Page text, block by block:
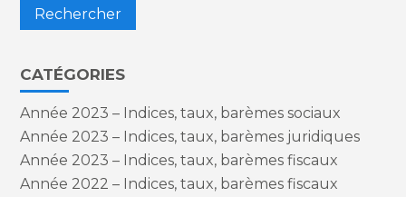
CATÉGORIES
Année 2023 – Indices, taux, barèmes sociaux
Année 2023 – Indices, taux, barèmes juridiques
Année 2023 – Indices, taux, barèmes fiscaux
Année 2022 – Indices, taux, barèmes fiscaux